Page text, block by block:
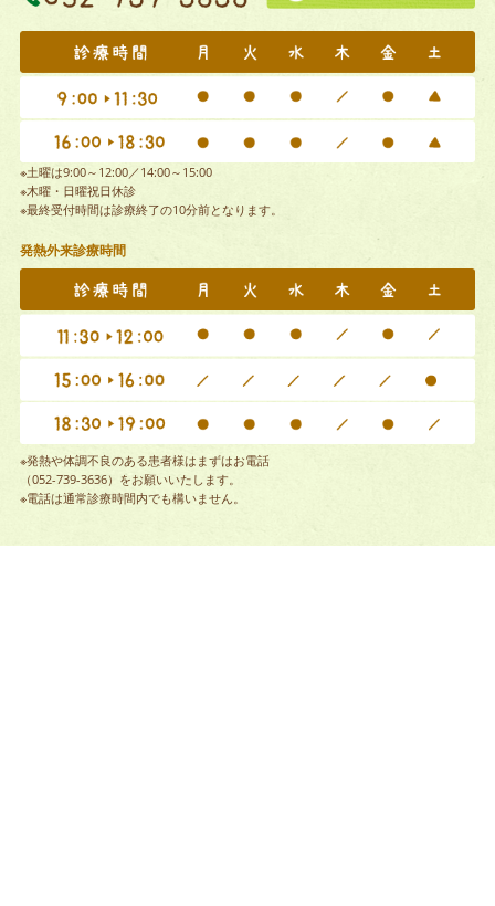
※土曜は9:00～12:00／14:00～15:00
※木曜・日曜祝日休診
※最終受付時間は診療終了の10分前となります。
発熱外来診療時間
※発熱や体調不良のある患者様はまずはお電話
（052-739-3636）をお願いいたします。
※電話は通常診療時間内でも構いません。